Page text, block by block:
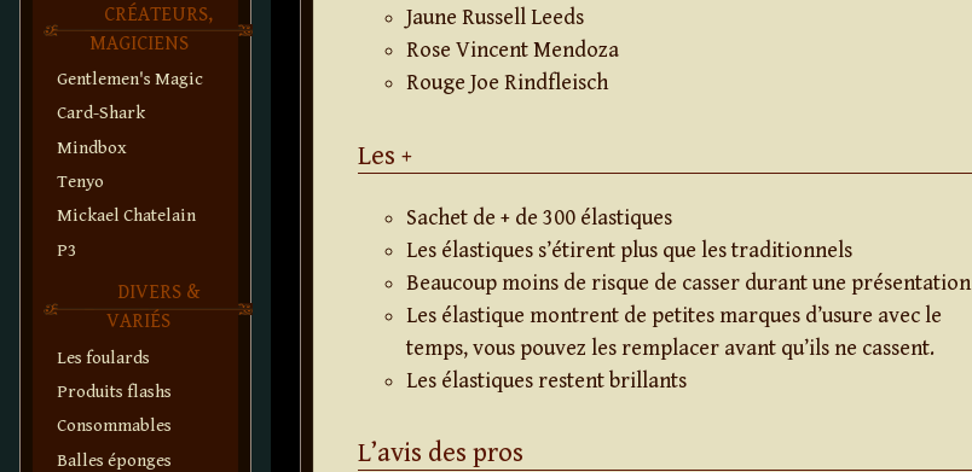
CRÉATEURS,
MAGICIENS
Gentlemen's Magic
Card-Shark
Mindbox
Tenyo
Mickael Chatelain
P3
DIVERS &
VARIÉS
Les foulards
Produits flashs
Consommables
Balles éponges
Jaune Russell Leeds
Rose Vincent Mendoza
Rouge Joe Rindfleisch
Les +
Sachet de + de 300 élastiques
Les élastiques s’étirent plus que les traditionnels
Beaucoup moins de risque de casser durant une présentation
Les élastique montrent de petites marques d’usure avec le
temps, vous pouvez les remplacer avant qu’ils ne cassent.
Les élastiques restent brillants
L’avis des pros